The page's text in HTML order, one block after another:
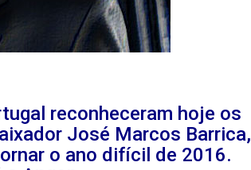
reconheceram hoje os
José Marcos Barrica,
o ano difícil de 2016.